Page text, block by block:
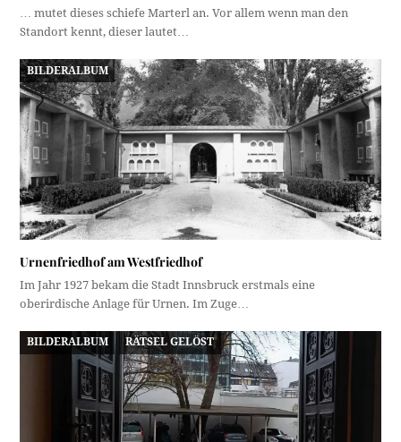
… mutet dieses schiefe Marterl an. Vor allem wenn man den
Standort kennt, dieser lautet…
BILDERALBUM
Urnenfriedhof am Westfriedhof
Im Jahr 1927 bekam die Stadt Innsbruck erstmals eine
oberirdische Anlage für Urnen. Im Zuge…
BILDERALBUM RÄTSEL GELÖST